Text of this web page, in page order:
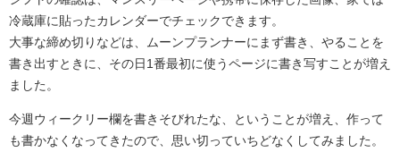
冷蔵庫に貼ったカレンダーでチェックできます。
大事な締め切りなどは、ムーンプランナーにまず書き、やることを
書き出すときに、その日1番最初に使うページに書き写すことが増え
ました。
今週ウィークリー欄を書きそびれたな、ということが増え、作って
も書かなくなってきたので、思い切っていちどなくしてみました。